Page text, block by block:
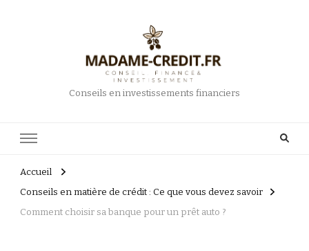
Conseils en investissements financiers
Accueil
Conseils en matière de crédit : Ce que vous devez savoir
Comment choisir sa banque pour un prêt auto ?